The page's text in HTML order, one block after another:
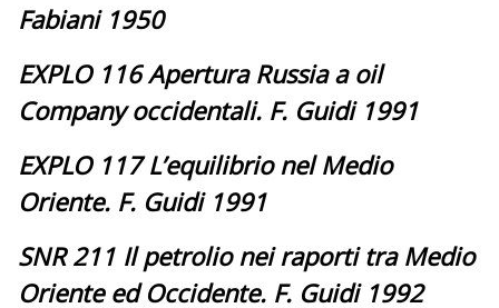
Fabiani 1950
EXPLO 116 Apertura Russia a oil
Company occidentali. F. Guidi 1991
EXPLO 117 L’equilibrio nel Medio
Oriente. F. Guidi 1991
SNR 211 Il petrolio nei raporti tra Medio
Oriente ed Occidente. F. Guidi 1992